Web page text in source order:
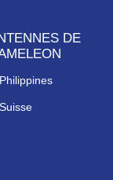
DE
Philippines
Suisse